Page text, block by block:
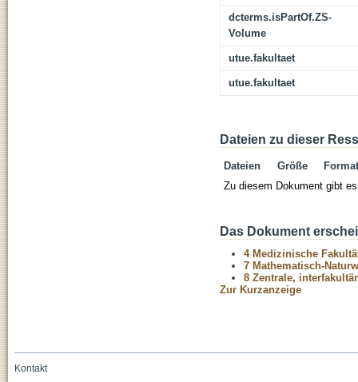
dcterms.isPartOf.ZS-
Volume
utue.fakultaet
utue.fakultaet
Dateien zu dieser
Dateien Größe
Format
Zu diesem Dokument gibt
Das Dokument
4 Medizinische
7 Mathematisch-
8 Zentrale,
Zur Kurzanzeige
Kontakt